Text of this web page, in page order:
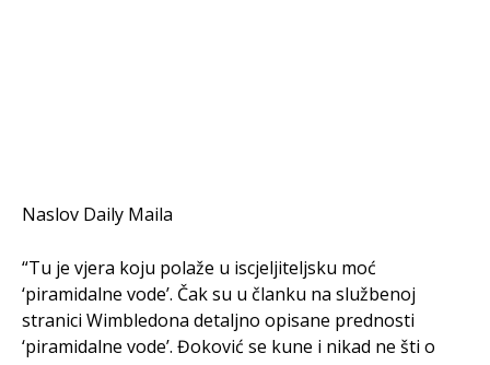
Naslov Daily Maila
“Tu je vjera koju polaže u iscjeljiteljsku moć
‘piramidalne vode’. Čak su u članku na službenoj
stranici Wimbledona detaljno opisane prednosti
‘piramidalne vode’. Đoković se kune i nikad ne šti o